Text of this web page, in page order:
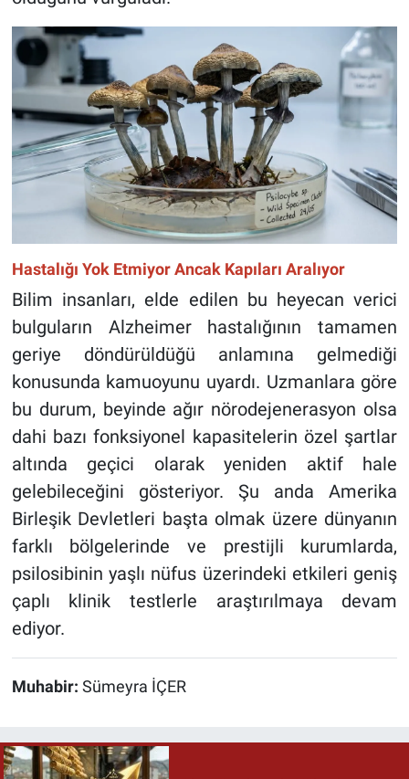
Hastalığı Yok Etmiyor Ancak Kapıları Aralıyor
Bilim insanları, elde edilen bu heyecan verici
bulguların Alzheimer hastalığının tamamen
geriye döndürüldüğü anlamına gelmediği
konusunda kamuoyunu uyardı. Uzmanlara göre
bu durum, beyinde ağır nörodejenerasyon olsa
dahi bazı fonksiyonel kapasitelerin özel şartlar
altında geçici olarak yeniden aktif hale
gelebileceğini gösteriyor. Şu anda Amerika
Birleşik Devletleri başta olmak üzere dünyanın
farklı bölgelerinde ve prestijli kurumlarda,
psilosibinin yaşlı nüfus üzerindeki etkileri geniş
çaplı klinik testlerle araştırılmaya devam
ediyor.
Muhabir: Sümeyra İÇER